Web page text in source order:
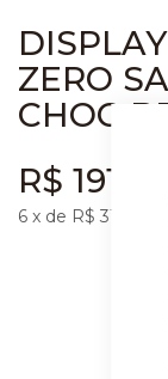
ZERO
CHOC
R$ 191,11
6 x de R$ 31,85